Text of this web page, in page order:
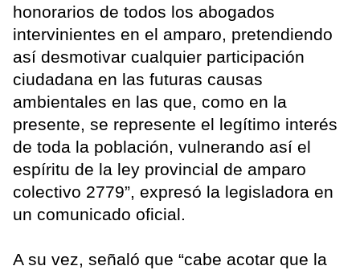
honorarios de todos los abogados
intervinientes en el amparo, pretendiendo
así desmotivar cualquier participación
ciudadana en las futuras causas
ambientales en las que, como en la
presente, se represente el legítimo interés
de toda la población, vulnerando así el
espíritu de la ley provincial de amparo
colectivo 2779”, expresó la legisladora en
un comunicado oficial.
A su vez, señaló que “cabe acotar que la